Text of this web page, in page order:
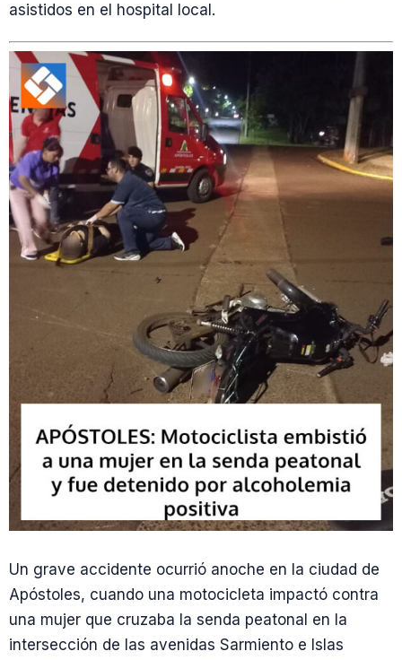
asistidos en el hospital local.
Un grave accidente ocurrió anoche en la ciudad de
Apóstoles, cuando una motocicleta impactó contra
una mujer que cruzaba la senda peatonal en la
intersección de las avenidas Sarmiento e Islas